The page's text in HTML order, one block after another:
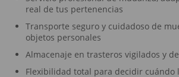
real de tus pertenencias
Transporte seguro y cuidadoso de
objetos personales
Almacenaje en trasteros vigilados y
Flexibilidad total para decidir cuándo